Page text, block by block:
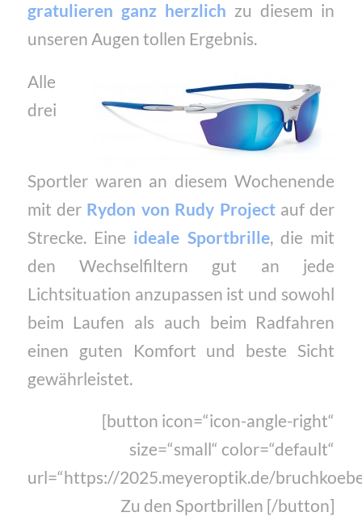
gratulieren ganz herzlich zu diesem in
unseren Augen tollen Ergebnis.
Alle
drei
Sportler waren an diesem Wochenende
mit der Rydon von Rudy Projectauf der
Strecke. Eine ideale Sportbrille, die mit
den Wechselfiltern gut an jede
Lichtsituation anzupassen ist und sowohl
beim Laufen als auch beim Radfahren
einen guten Komfort und beste Sicht
gewährleistet.
[button icon=“icon-angle-right“
size=“small“ color=“default“
url=“https://2025.meyeroptik.de/
Zu den Sportbrillen [/button]